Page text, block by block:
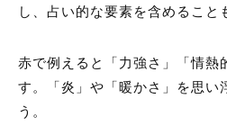
し、占い的な要素を含めること
赤で例えると「力強さ」「情熱
す。「炎」や「暖かさ」を思い
う。